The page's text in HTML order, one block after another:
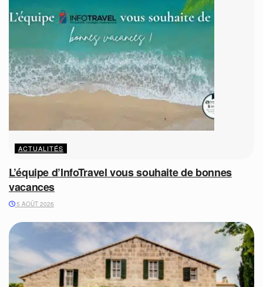
ACTUALITÉS
L’équipe d’InfoTravel vous souhaite de bonnes
vacances
5 AOÛT 2026